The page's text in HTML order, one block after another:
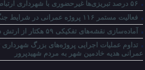
فعالیت مستمر ۱۱۶ پروژه عمرانی در شرایط جنگی
آماده‌سازی نقشه‌های تفکیکی ۵۹ هکتار از ارتش در کمربندی میانی
تداوم عملیات اجرایی پروژه‌های بزرگ شهرداری
عمرانی هدیه خادمین شهر به مردم شهیدپرور